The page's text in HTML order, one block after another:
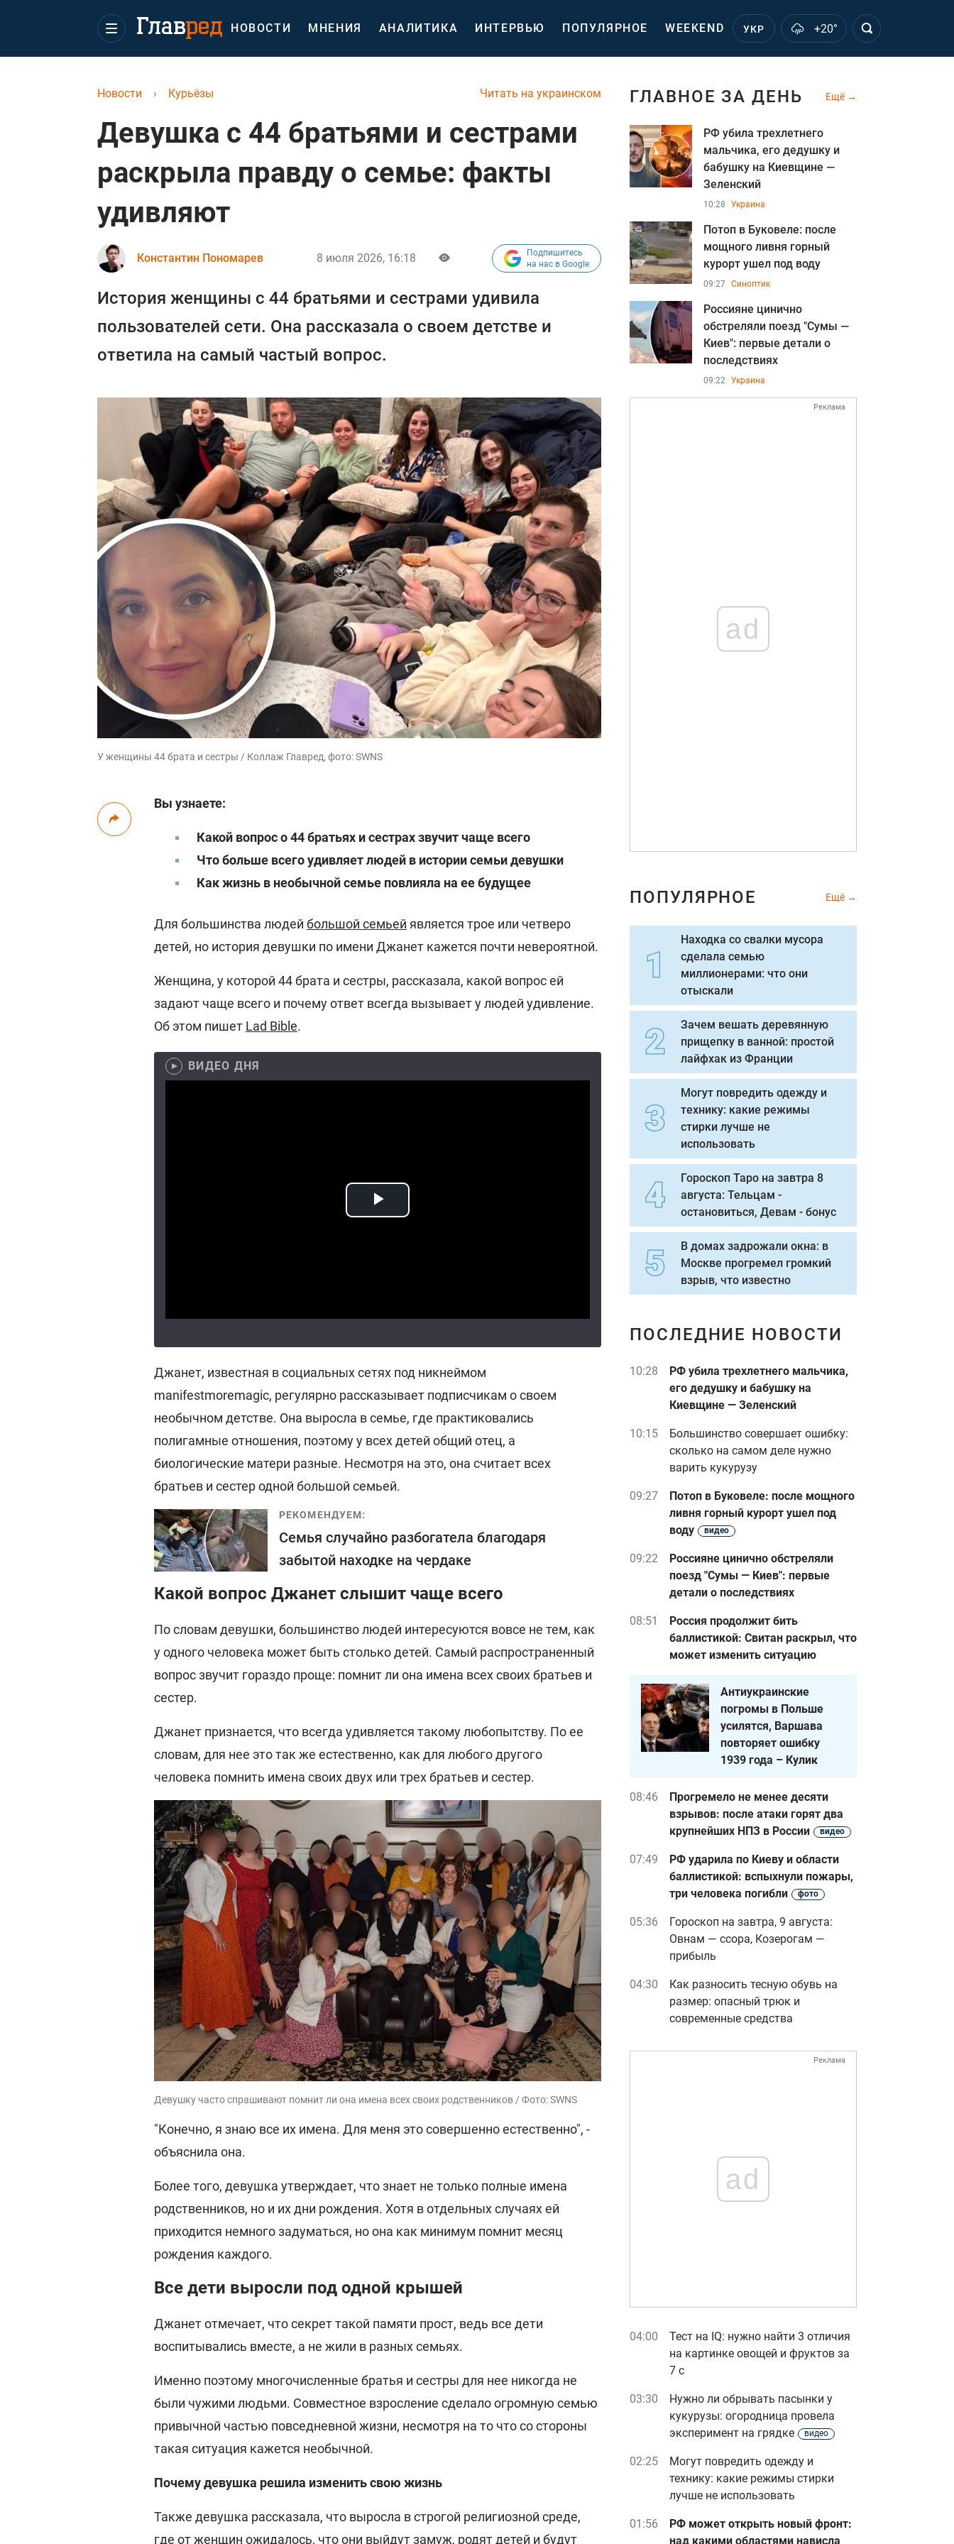
НОВОСТИ МНЕНИЯ АНАЛИТИКА ИНТЕРВЬЮ ПОПУЛЯРНОЕ WEEKEND УКР +20°
Читать на украинском
Новости › Курьёзы
Девушка с 44 братьями и сестрами
раскрыла правду о семье: факты
удивляют
Константин Пономарев 8 июля 2026, 16:18
Подпишитесь
на нас в Google
История женщины с 44 братьями и сестрами удивила
пользователей сети. Она рассказала о своем детстве и
ответила на самый частый вопрос.
У женщины 44 брата и сестры / Коллаж Главред, фото: SWNS
Вы узнаете:
Какой вопрос о 44 братьях и сестрах звучит чаще всего
Что больше всего удивляет людей в истории семьи девушки
Как жизнь в необычной семье повлияла на ее будущее
Для большинства людей большой семьей является трое или четверо
детей, но история девушки по имени Джанет кажется почти невероятной.
Женщина, у которой 44 брата и сестры, рассказала, какой вопрос ей
задают чаще всего и почему ответ всегда вызывает у людей удивление.
Об этом пишет Lad Bible.
ВИДЕО ДНЯ
Джанет, известная в социальных сетях под никнеймом
manifestmoremagic, регулярно рассказывает подписчикам о своем
необычном детстве. Она выросла в семье, где практиковались
полигамные отношения, поэтому у всех детей общий отец, а
биологические матери разные. Несмотря на это, она считает всех
братьев и сестер одной большой семьей.
РЕКОМЕНДУЕМ:
Семья случайно разбогатела благодаря
забытой находке на чердаке
Какой вопрос Джанет слышит чаще всего
По словам девушки, большинство людей интересуются вовсе не тем, как
у одного человека может быть столько детей. Самый распространенный
вопрос звучит гораздо проще: помнит ли она имена всех своих братьев и
сестер.
Джанет признается, что всегда удивляется такому любопытству. По ее
словам, для нее это так же естественно, как для любого другого
человека помнить имена своих двух или трех братьев и сестер.
Девушку часто спрашивают помнит ли она имена всех своих родственников / Фото: SWNS
"Конечно, я знаю все их имена. Для меня это совершенно естественно", -
объяснила она.
Более того, девушка утверждает, что знает не только полные имена
родственников, но и их дни рождения. Хотя в отдельных случаях ей
приходится немного задуматься, но она как минимум помнит месяц
рождения каждого.
Все дети выросли под одной крышей
Джанет отмечает, что секрет такой памяти прост, ведь все дети
воспитывались вместе, а не жили в разных семьях.
Именно поэтому многочисленные братья и сестры для нее никогда не
были чужими людьми. Совместное взросление сделало огромную семью
привычной частью повседневной жизни, несмотря на то что со стороны
такая ситуация кажется необычной.
Почему девушка решила изменить свою жизнь
Также девушка рассказала, что выросла в строгой религиозной среде,
где от женщин ожидалось, что они выйдут замуж, родят детей и будут
ГЛАВНОЕ ЗА ДЕНЬ Ещё
РФ убила трехлетнего
мальчика, его дедушку и
бабушку на Киевщине —
Зеленский
10:28 Украина
Потоп в Буковеле: после
мощного ливня горный
курорт ушел под воду
09:27 Синоптик
Россияне цинично
обстреляли поезд "Сумы —
Киев": первые детали о
последствиях
09:22 Украина
Реклама
ad
ПОПУЛЯРНОЕ Ещё
Находка со свалки мусора
сделала семью
миллионерами: что они
отыскали
Зачем вешать деревянную
прищепку в ванной: простой
лайфхак из Франции
Могут повредить одежду и
технику: какие режимы
стирки лучше не
использовать
Гороскоп Таро на завтра 8
августа: Тельцам -
остановиться, Девам - бонус
В домах задрожали окна: в
Москве прогремел громкий
взрыв, что известно
ПОСЛЕДНИЕ НОВОСТИ
10:28
РФ убила трехлетнего мальчика,
его дедушку и бабушку на
Киевщине — Зеленский
10:15
Большинство совершает ошибку:
сколько на самом деле нужно
варить кукурузу
09:27
Потоп в Буковеле: после мощного
ливня горный курорт ушел под
воду
видео
09:22
Россияне цинично обстреляли
поезд "Сумы — Киев": первые
детали о последствиях
08:51
Россия продолжит бить
баллистикой: Свитан раскрыл, что
может изменить ситуацию
Антиукраинские
погромы в Польше
усилятся, Варшава
повторяет ошибку
1939 года – Кулик
08:46
Прогремело не менее десяти
взрывов: после атаки горят два
крупнейших НПЗ в России
видео
07:49
РФ ударила по Киеву и области
баллистикой: вспыхнули пожары,
три человека погибли
фото
05:36
Гороскоп на завтра, 9 августа:
Овнам — ссора, Козерогам —
прибыль
04:30
Как разносить тесную обувь на
размер: опасный трюк и
современные средства
Реклама
ad
04:00
Тест на IQ: нужно найти 3 отличия
на картинке овощей и фруктов за
7 с
03:30
Нужно ли обрывать пасынки у
кукурузы: огородница провела
эксперимент на грядке
видео
02:25
Могут повредить одежду и
технику: какие режимы стирки
лучше не использовать
01:56
РФ может открыть новый фронт:
над какими областями нависла